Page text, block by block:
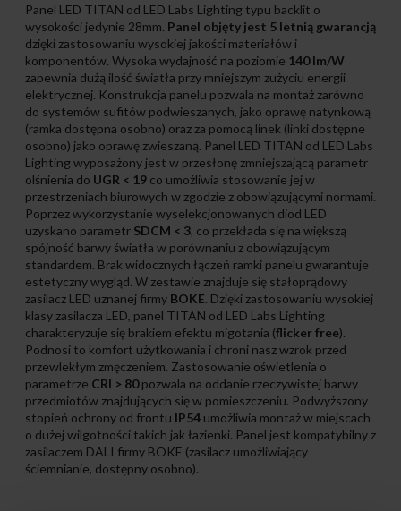
Panel LED TITAN od LED Labs Lighting typu backlit o
wysokości jedynie 28mm. Panel objęty jest 5 letnią gwarancją
dzięki zastosowaniu wysokiej jakości materiałów i
komponentów. Wysoka wydajność na poziomie 140 lm/W
zapewnia dużą ilość światła przy mniejszym zużyciu energii
elektrycznej. Konstrukcja panelu pozwala na montaż zarówno
do systemów sufitów podwieszanych, jako oprawę natynkową
(ramka dostępna osobno) oraz za pomocą linek (linki dostępne
osobno) jako oprawę zwieszaną. Panel LED TITAN od LED Labs
Lighting wyposażony jest w przesłonę zmniejszającą parametr
olśnienia do UGR < 19 co umożliwia stosowanie jej w
przestrzeniach biurowych w zgodzie z obowiązującymi normami.
Poprzez wykorzystanie wyselekcjonowanych diod LED
uzyskano parametr SDCM < 3, co przekłada się na większą
spójność barwy światła w porównaniu z obowiązującym
standardem. Brak widocznych łączeń ramki panelu gwarantuje
estetyczny wygląd. W zestawie znajduje się stałoprądowy
zasilacz LED uznanej firmy BOKE. Dzięki zastosowaniu wysokiej
klasy zasilacza LED, panel TITAN od LED Labs Lighting
charakteryzuje się brakiem efektu migotania (flicker free).
Podnosi to komfort użytkowania i chroni nasz wzrok przed
przewlekłym zmęczeniem. Zastosowanie oświetlenia o
parametrze CRI > 80pozwala na oddanie rzeczywistej barwy
przedmiotów znajdujących się w pomieszczeniu. Podwyższony
stopień ochrony od frontu IP54 umożliwia montaż w miejscach
o dużej wilgotności takich jak łazienki. Panel jest kompatybilny z
zasilaczem DALI firmy BOKE (zasilacz umożliwiający
ściemnianie, dostępny osobno).